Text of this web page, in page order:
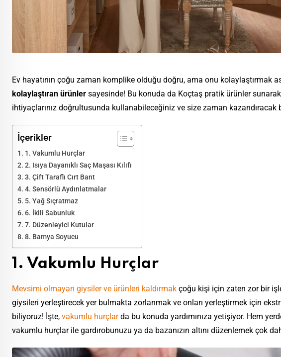
Ev hayatının çoğu zaman komplike olduğu doğru, ama onu kolaylaştırmak
kolaylaştıran ürünler sayesinde! Bu konuda da Koçtaş pratik ürünler
ihtiyaçlarınız doğrultusunda kullanabileceğiniz ve size zaman kazandıracak
İçerikler
1. Vakumlu Hurçlar
2. Isıya Dayanıklı Saç Maşası Kılıfı
3. Çift Taraflı Cırt Bant
4. Sensörlü Aydınlatmalar
5. Yağ Sıçratmaz
6. İkili Sabunluk
7. Düzenleyici Kutular
8. Bamya Soyucu
1. Vakumlu Hurçlar
Mevsimi olmayan giysiler ve ürünleri kaldırmak çoğu kişi için zaten zor bir
giysileri yerleştirecek yer bulmakta zorlanmak ve onları yerleştirmek için
biliyoruz! İşte, vakumlu hurçlarda bu konuda yardımınıza yetişiyor. Hem
vakumlu hurçlar ile gardırobunuzu ya da bazanızın altını düzenlemek çok